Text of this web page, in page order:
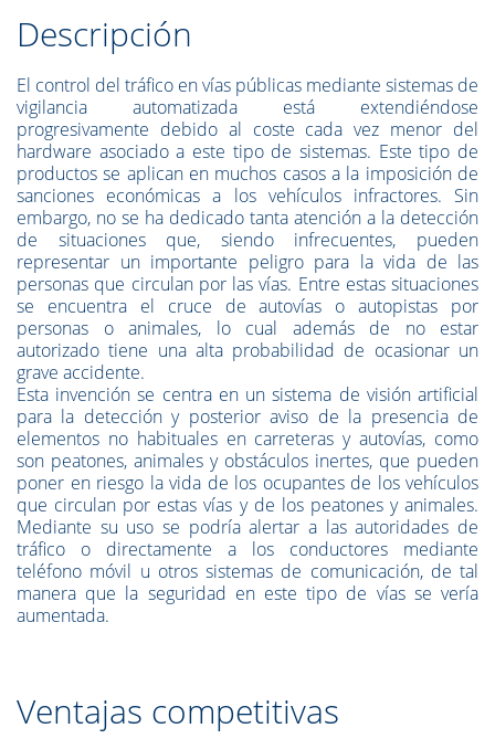
Descripción
El control del tráfico en vías públicas mediante sistemas de
vigilancia automatizada está extendiéndose
progresivamente debido al coste cada vez menor del
hardware asociado a este tipo de sistemas. Este tipo de
productos se aplican en muchos casos a la imposición de
sanciones económicas a los vehículos infractores. Sin
embargo, no se ha dedicado tanta atención a la detección
de situaciones que, siendo infrecuentes, pueden
representar un importante peligro para la vida de las
personas que circulan por las vías. Entre estas situaciones
se encuentra el cruce de autovías o autopistas por
personas o animales, lo cual además de no estar
autorizado tiene una alta probabilidad de ocasionar un
grave accidente.
Esta invención se centra en un sistema de visión artificial
para la detección y posterior aviso de la presencia de
elementos no habituales en carreteras y autovías, como
son peatones, animales y obstáculos inertes, que pueden
poner en riesgo la vida de los ocupantes de los vehículos
que circulan por estas vías y de los peatones y animales.
Mediante su uso se podría alertar a las autoridades de
tráfico o directamente a los conductores mediante
teléfono móvil u otros sistemas de comunicación, de tal
manera que la seguridad en este tipo de vías se vería
aumentada.
Ventajas competitivas